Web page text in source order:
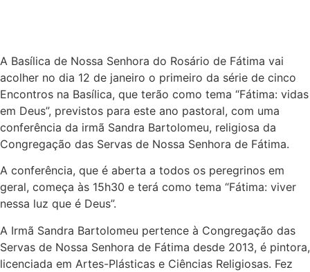
A Basílica de Nossa Senhora do Rosário de Fátima vai
acolher no dia 12 de janeiro o primeiro da série de cinco
Encontros na Basílica, que terão como tema “Fátima: vidas
em Deus”, previstos para este ano pastoral, com uma
conferência da irmã Sandra Bartolomeu, religiosa da
Congregação das Servas de Nossa Senhora de Fátima.
A conferência, que é aberta a todos os peregrinos em
geral, começa às 15h30 e terá como tema “Fátima: viver
nessa luz que é Deus”.
A Irmã Sandra Bartolomeu pertence à Congregação das
Servas de Nossa Senhora de Fátima desde 2013, é pintora,
licenciada em Artes-Plásticas e Ciências Religiosas. Fez